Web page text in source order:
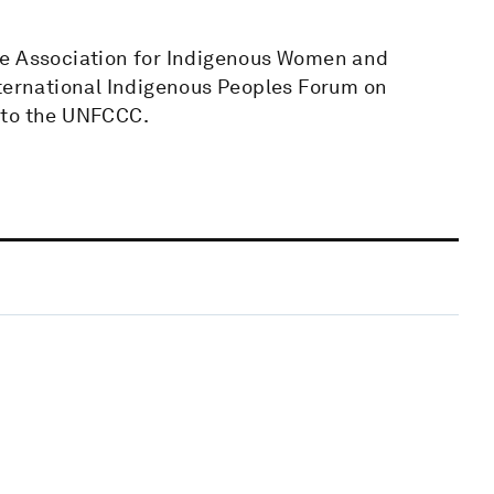
for Indigenous Women and
Indigenous Peoples Forum on
the UNFCCC.